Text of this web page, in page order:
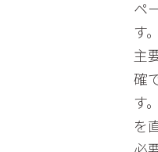
ペ
す
主
確
す
を